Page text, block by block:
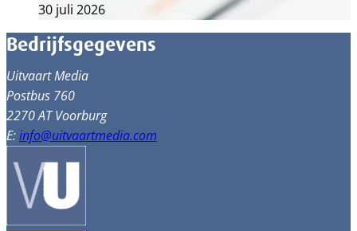
30 juli 2026
Bedrijfsgegevens
Uitvaart Media
Postbus 760
2270 AT Voorburg
E:info@uitvaartmedia.com